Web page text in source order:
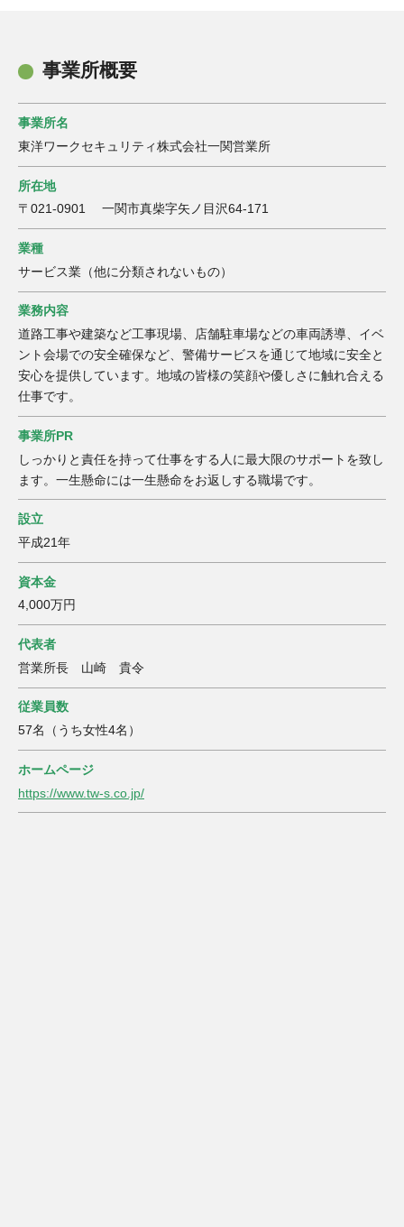
事業所概要
事業所名
東洋ワークセキュリティ株式会社一関営業所
所在地
〒021-0901 一関市真柴字矢ノ目沢64-171
業種
サービス業（他に分類されないもの）
業務内容
道路工事や建築など工事現場、店舗駐車場などの車両誘導、イベ
ント会場での安全確保など、警備サービスを通じて地域に安全と
安心を提供しています。地域の皆様の笑顔や優しさに触れ合える
仕事です。
事業所PR
しっかりと責任を持って仕事をする人に最大限のサポートを致し
ます。一生懸命には一生懸命をお返しする職場です。
設立
平成21年
資本金
4,000万円
代表者
営業所長 山崎 貴令
従業員数
57名（うち女性4名）
ホームページ
https://www.tw-s.co.jp/